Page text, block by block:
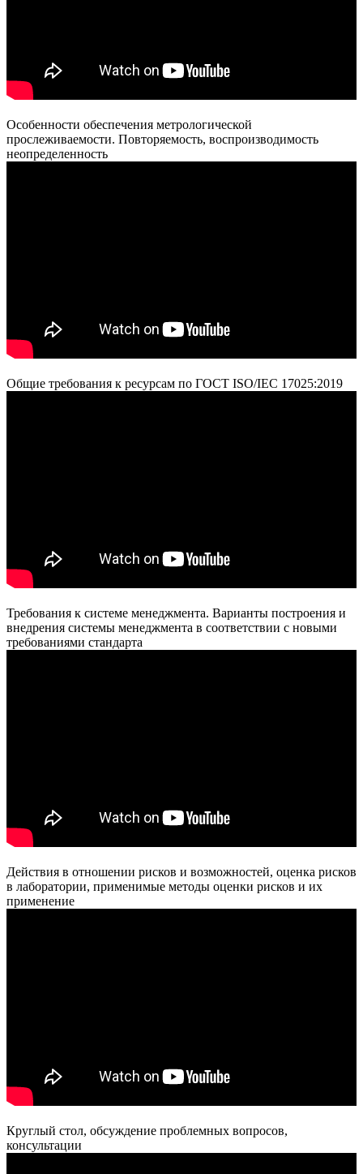
Особенности обеспечения метрологической
прослеживаемости. Повторяемость, воспроизводимость
неопределенность
Общие требования к ресурсам по ГОСТ ISO/IEC 17025:2019
Требования к системе менеджмента. Варианты построения и
внедрения системы менеджмента в соответствии с новыми
требованиями стандарта
Действия в отношении рисков и возможностей, оценка рисков
в лаборатории, применимые методы оценки рисков и их
применение
Круглый стол, обсуждение проблемных вопросов,
консультации